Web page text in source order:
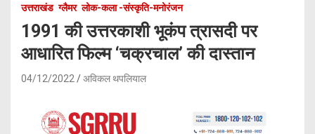
उत्तराखंड ग्लैमर लोक-कला -संस्कृति-मनोरंजन
1991 की उत्तरकाशी भूकंप त्रासदी पर
आधारित फिल्म ‘चक्रचाल’ की दास्तान
04/12/2022 अविकल थपलियाल